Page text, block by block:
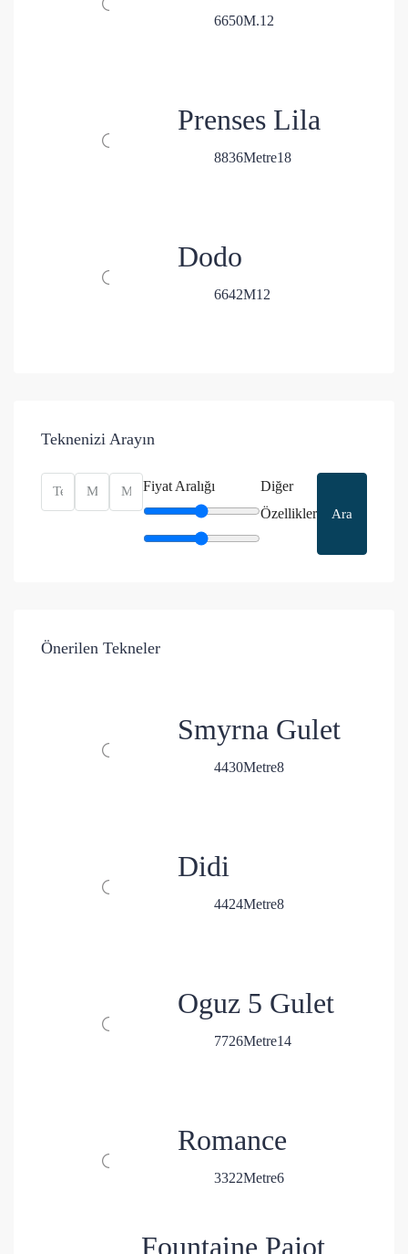
6650M.12
Prenses Lila
8836Metre18
Dodo
6642M12
Teknenizi Arayın
Fiyat Aralığı
Diğer
Özellikler
Ara
Önerilen Tekneler
Smyrna Gulet
4430Metre8
Didi
4424Metre8
Oguz 5 Gulet
7726Metre14
Romance
3322Metre6
Fountaine Pajot